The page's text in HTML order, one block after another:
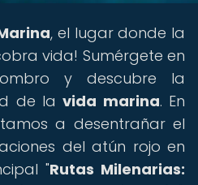
, el lugar donde la
vida! Sumérgete en
y descubre la
de lavida marina. En
a desentrañar el
del atún rojo en
"Rutas Milenarias: